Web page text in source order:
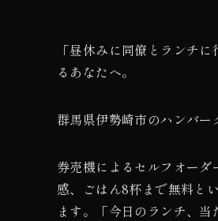
「昼休みに同僚とランチ
るあなたへ。
群馬県伊勢崎市のハンバー
券売機によるセルフオー
感、ごはん8杯まで無料と
ます。「今日のランチ、